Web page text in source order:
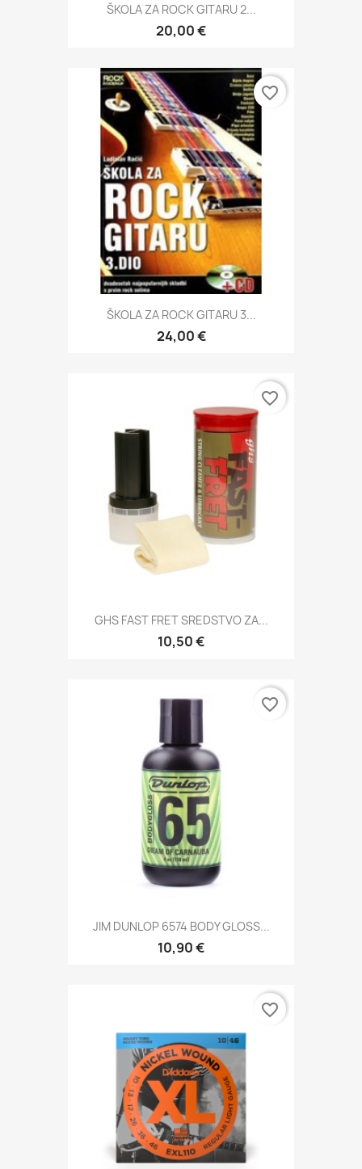
ŠKOLA ZA ROCK GITARU 2...
20,00 €
ŠKOLA ZA ROCK GITARU 3...
24,00 €
favorite_border
GHS FAST FRET SREDSTVO ZA...
10,50 €
favorite_border
JIM DUNLOP 6574 BODY GLOSS...
10,90 €
favorite_border
favorite_border